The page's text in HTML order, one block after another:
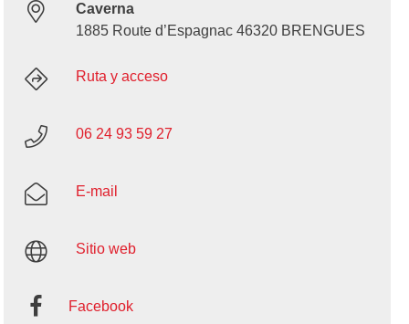
Caverna
1885 Route d’Espagnac 46320 BRENGUES
Ruta y acceso
06 24 93 59 27
E-mail
Sitio web
Facebook